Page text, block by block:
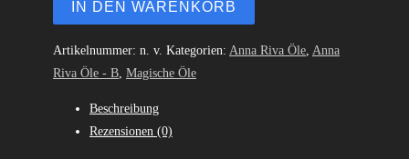
IN DEN WARENKORB
Artikelnummer: n. v. Kategorien: Anna Riva Öle Anna
Riva Öle - B Magische Öle
Beschreibung
Rezensionen (0)